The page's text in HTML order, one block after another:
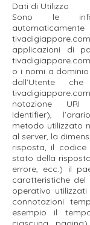
Dati di Utilizzo
Sono le
applicazioni di
o i nomi a
dall’Utente
notazione URI
Identifier),
metodo utilizzato
al server, la
risposta, il
stato della
errore, ecc.) il
caratteristiche del
operativo
connotazioni
esempio il